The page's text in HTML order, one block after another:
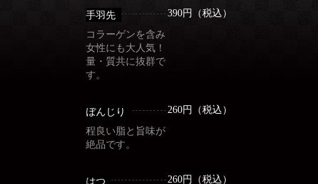
手羽先
コラーゲンを含み
女性にも大人気！
量・質共に抜群で
す。
390円（税込）
ぼんじり
程良い脂と旨味が
絶品です。
260円（税込）
はつ 260円（税込）